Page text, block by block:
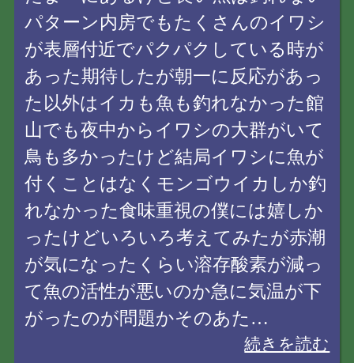
パターン内房でもたくさんのイワシ
が表層付近でパクパクしている時が
あった期待したが朝一に反応があっ
た以外はイカも魚も釣れなかった館
山でも夜中からイワシの大群がいて
鳥も多かったけど結局イワシに魚が
付くことはなくモンゴウイカしか釣
れなかった食味重視の僕には嬉しか
ったけどいろいろ考えてみたが赤潮
が気になったくらい溶存酸素が減っ
て魚の活性が悪いのか急に気温が下
がったのが問題かそのあた…
続きを読む